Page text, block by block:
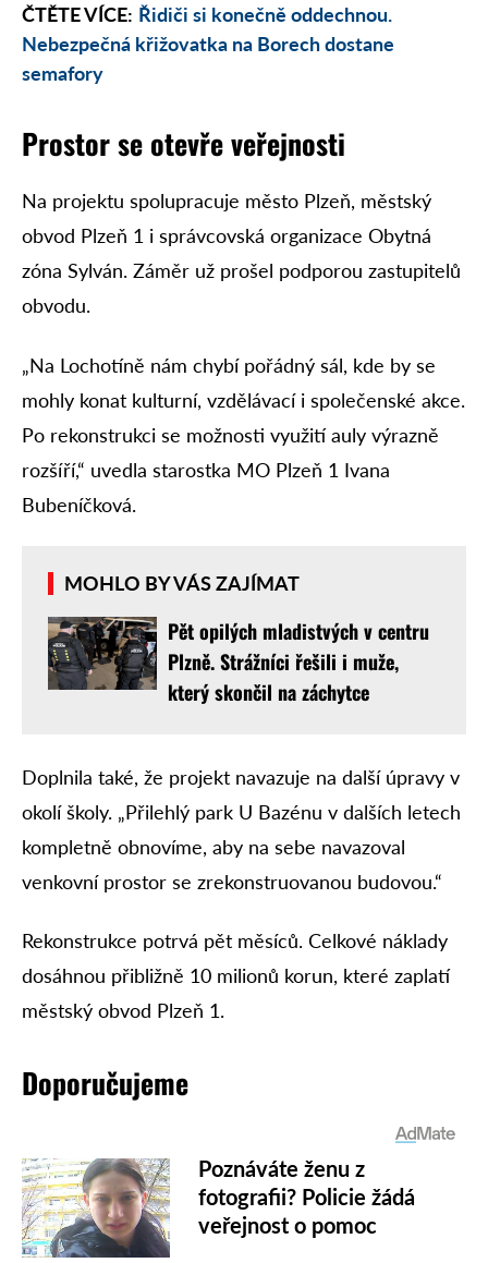
ČTĚTE VÍCE: Řidiči si konečně oddechnou.
Nebezpečná křižovatka na Borech dostane
semafory
Prostor se otevře veřejnosti
Na projektu spolupracuje město Plzeň, městský
obvod Plzeň 1 i správcovská organizace Obytná
zóna Sylván. Záměr už prošel podporou zastupitelů
obvodu.
„Na Lochotíně nám chybí pořádný sál, kde by se
mohly konat kulturní, vzdělávací i společenské akce.
Po rekonstrukci se možnosti využití auly výrazně
rozšíří,“ uvedla starostka MO Plzeň 1 Ivana
Bubeníčková.
MOHLO BY VÁS ZAJÍMAT
Pět opilých mladistvých v centru
Plzně. Strážníci řešili i muže,
který skončil na záchytce
Doplnila také, že projekt navazuje na další úpravy v
okolí školy. „Přilehlý park U Bazénu v dalších letech
kompletně obnovíme, aby na sebe navazoval
venkovní prostor se zrekonstruovanou budovou.“
Rekonstrukce potrvá pět měsíců. Celkové náklady
dosáhnou přibližně 10 milionů korun, které zaplatí
městský obvod Plzeň 1.
Doporučujeme